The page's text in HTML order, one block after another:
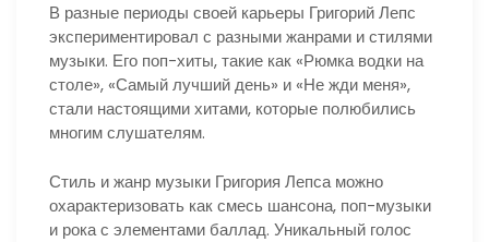
В разные периоды своей карьеры Григорий Лепс
экспериментировал с разными жанрами и стилями
музыки. Его поп-хиты, такие как «Рюмка водки на
столе», «Самый лучший день» и «Не жди меня»,
стали настоящими хитами, которые полюбились
многим слушателям.
Стиль и жанр музыки Григория Лепса можно
охарактеризовать как смесь шансона, поп-музыки
и рока с элементами баллад. Уникальный голос